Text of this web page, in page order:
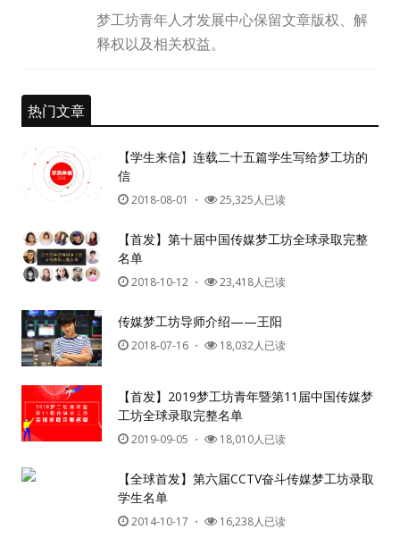
梦工坊青年人才发展中心保留文章版权、解
释权以及相关权益。
热门文章
【学生来信】连载二十五篇学生写给梦工坊的
信
2018-08-01 ・ 25,325人已读
【首发】第十届中国传媒梦工坊全球录取完整
名单
2018-10-12 ・ 23,418人已读
传媒梦工坊导师介绍——王阳
2018-07-16 ・ 18,032人已读
【首发】2019梦工坊青年暨第11届中国传媒梦
工坊全球录取完整名单
2019-09-05 ・ 18,010人已读
【全球首发】第六届CCTV奋斗传媒梦工坊录取
学生名单
2014-10-17 ・ 16,238人已读